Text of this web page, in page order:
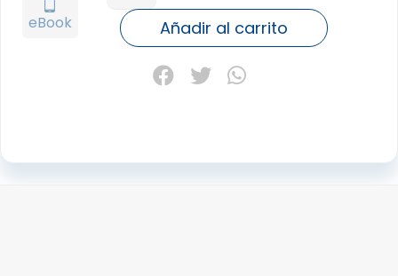
eBook
CHARLAS
CON
UN
ILUMINADO
CONTESTATARIO
Añadir al carrito